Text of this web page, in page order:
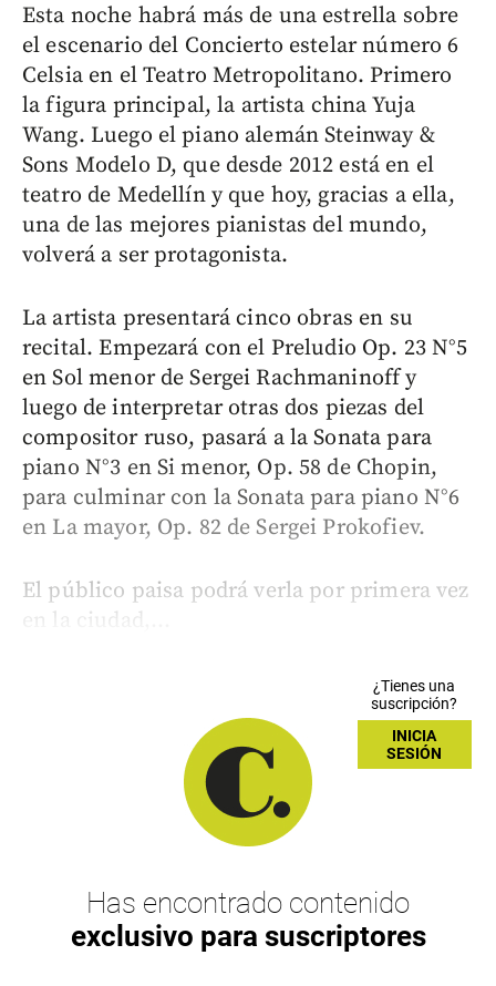
Esta noche habrá más de una estrella sobre
el escenario del Concierto estelar número 6
Celsia en el Teatro Metropolitano. Primero
la figura principal, la artista china Yuja
Wang. Luego el piano alemán Steinway &
Sons Modelo D, que desde 2012 está en el
teatro de Medellín y que hoy, gracias a ella,
una de las mejores pianistas del mundo,
volverá a ser protagonista.
La artista presentará cinco obras en su
recital. Empezará con el Preludio Op. 23 N°5
en Sol menor de Sergei Rachmaninoff y
luego de interpretar otras dos piezas del
compositor ruso, pasará a la Sonata para
piano N°3 en Si menor, Op. 58 de Chopin,
para culminar con la Sonata para piano N°6
en La mayor, Op. 82 de Sergei Prokofiev.
El público paisa podrá verla por primera vez
en la ciudad,...
¿Tienes una
suscripción?
INICIA
SESIÓN
Has encontrado contenido
exclusivo para suscriptores